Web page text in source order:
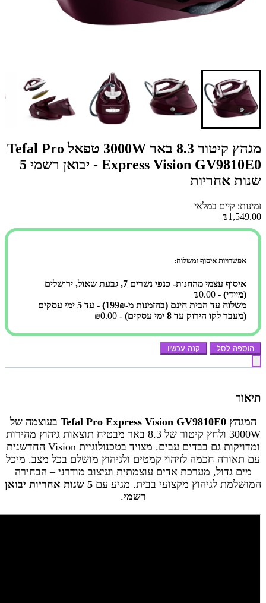
מגהץ קיטור 8.3 באר 3000W טפאל Tefal Pro
Express Vision GV9810E0 - יבואן רשמי 5
שנות אחריות
זמינות: קיים במלאי
₪1,549.00
אפשרויות איסוף ומשלוח:
איסוף עצמי מהחנות- כנפי נשרים 7, גבעת שאול, ירושלים
(מיידי) - ₪0.00
משלוח עד הבית חינם (בהזמנות מ-199₪) - עד 5 ימי עסקים
(מעבר לקו הירוק עד 8 ימי עסקים)
- ₪0.00
הוספה לסל קנה עכשיו
תיאור
המגהץTefal Pro Express Vision GV9810E0 בעוצמה של
3000W ולחץ קיטור של 8.3 באר מבטיח תוצאות גיהוץ מהירות
ומדויקות גם בבדים עבים. מצויד בטכנולוגיית Vision החדשנית
עם תאורה חכמה לזיהוי קמטים ולגיהוץ מושלם בכל מצב. מיכל
מים גדול, מערכת אדים עוצמתית ועיצוב מודרני – הבחירה
המושלמת לגיהוץ מקצועי בבית. מגיע עם
5 שנות אחריות יבואן
רשמי.